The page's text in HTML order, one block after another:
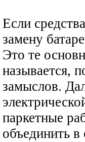
Если
замену
Это те
называется,
замыслов.
паркетные
объединить